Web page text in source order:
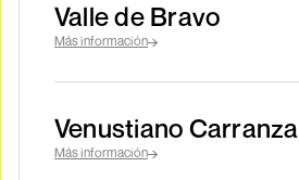
Valle de Bravo
Más información
Venustiano Carranza
Más información